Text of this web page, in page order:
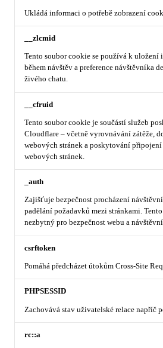
Ukládá informaci o potřebě zobrazení
__zlcmid
Tento soubor cookie se používá k
během návštěv a preference návštěvníka
živého chatu.
__cfruid
Tento soubor cookie je součástí služeb
Cloudflare – včetně vyrovnávání zátěže,
webových stránek a poskytování
webových stránek.
_auth
Zajišťuje bezpečnost procházení
padělání požadavků mezi stránkami.
nezbytný pro bezpečnost webu a
csrftoken
Pomáhá předcházet útokům Cross-Site
PHPSESSID
Zachovává stav uživatelské relace napříč
rc::a